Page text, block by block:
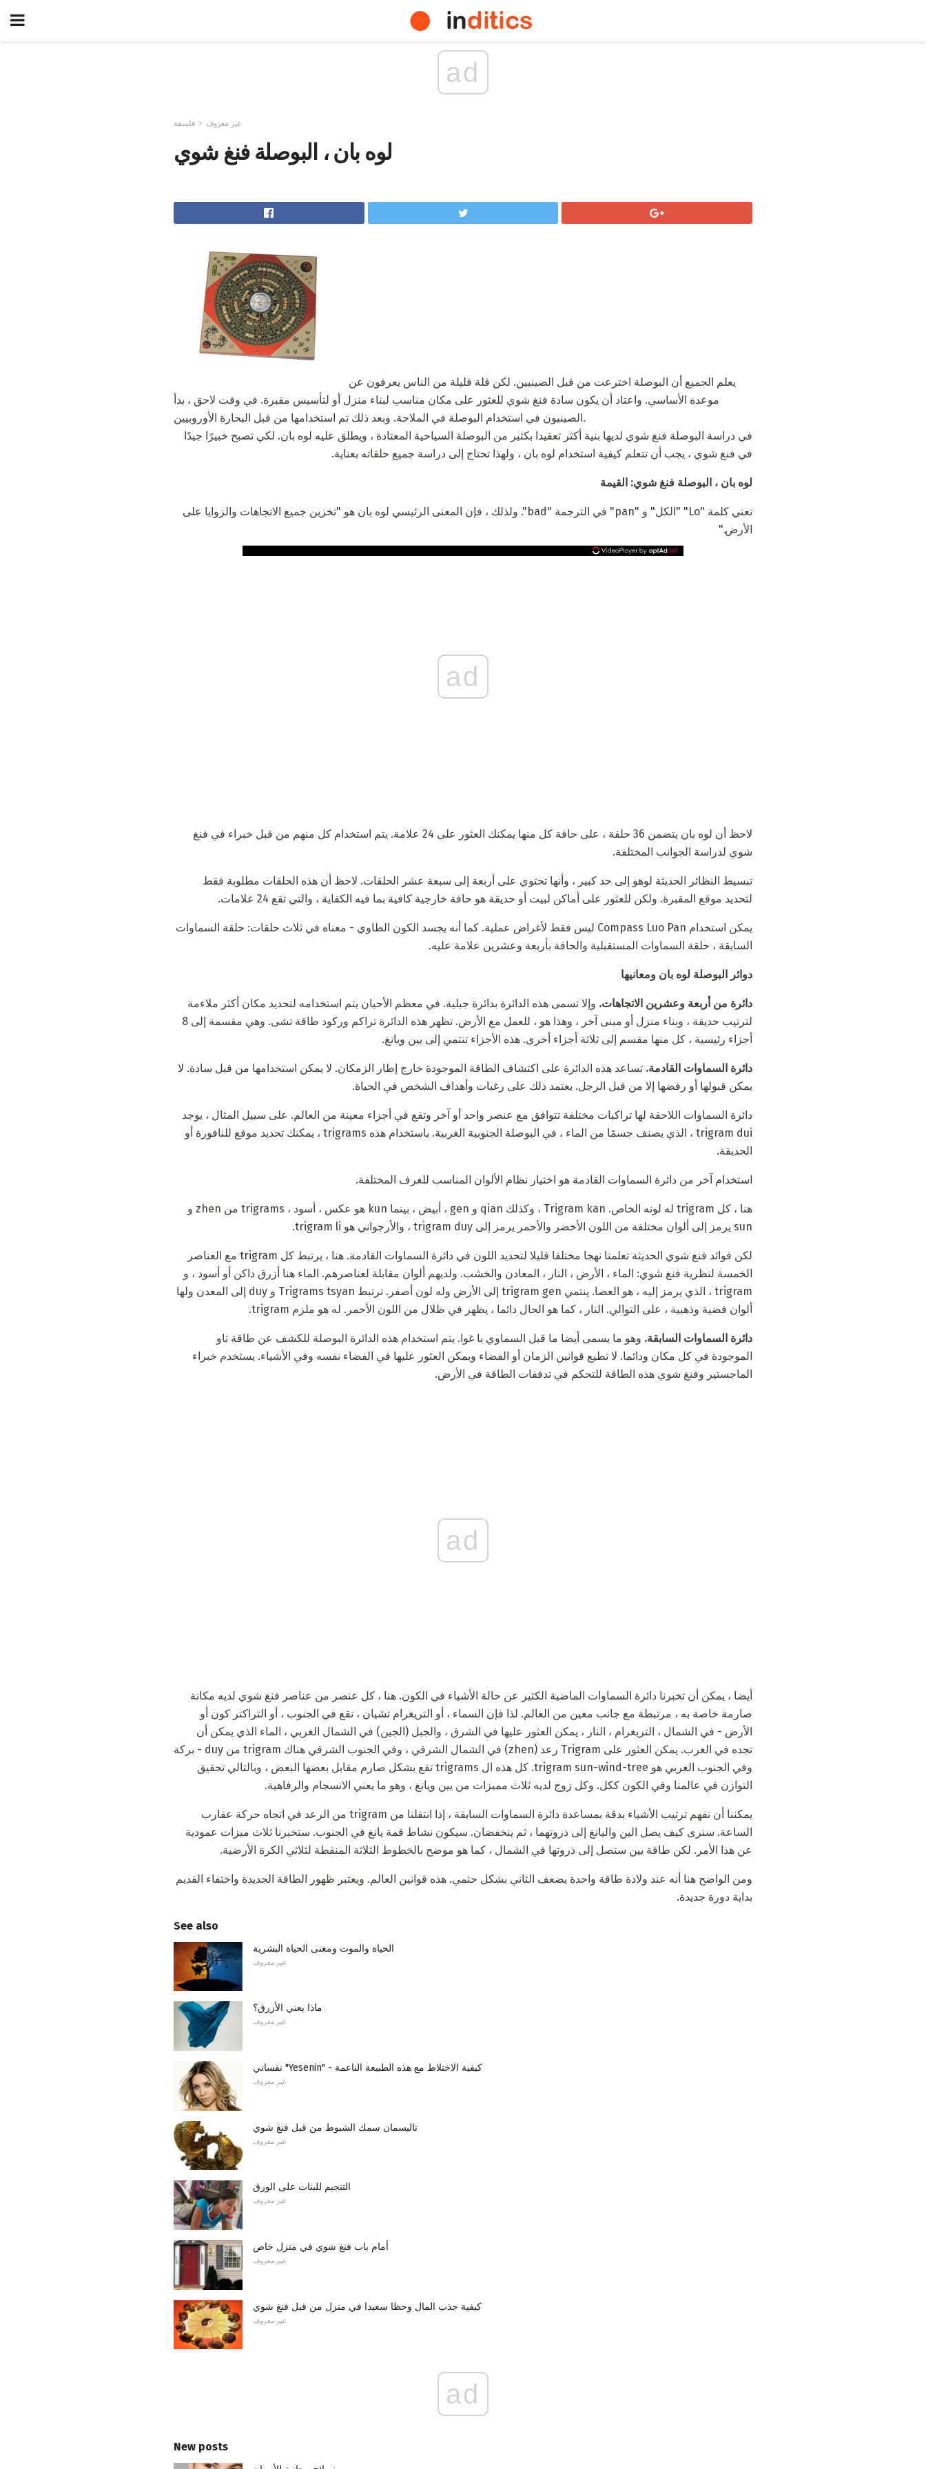
ad
غير معروف فلسفة
لوه بان ، البوصلة فنغ شوي
موعده الأساسي. واعتاد أن يكون سادة فنغ شوي للعثور على مكان مناسب لبناء منزل أو لتأسيس مقبرة. في وقت لاحق ، بدأ
الصينيون في استخدام البوصلة في الملاحة. وبعد ذلك تم استخدامها من قبل البحارة الأوروبيين.
في دراسة البوصلة فنغ شوي لديها بنية أكثر تعقيدا بكثير من البوصلة السياحية المعتادة ، ويطلق عليه لوه بان. لكي تصبح خبيرًا جيدًا
في فنغ شوي ، يجب أن تتعلم كيفية استخدام لوه بان ، ولهذا تحتاج إلى دراسة جميع حلقاته بعناية.
لوه بان ، البوصلة فنغ شوي: القيمة
تعني كلمة "Lo" "الكل" و "pan" في الترجمة "bad". ولذلك ، فإن المعنى الرئيسي لوه بان هو "تخزين جميع الاتجاهات والزوايا على
الأرض."
ad
لاحظ أن لوه بان يتضمن 36 حلقة ، على حافة كل منها يمكنك العثور على 24 علامة. يتم استخدام كل منهم من قبل خبراء في فنغ
شوي لدراسة الجوانب المختلفة.
تبسيط النظائر الحديثة لوهو إلى حد كبير ، وأنها تحتوي على أربعة إلى سبعة عشر الحلقات. لاحظ أن هذه الحلقات مطلوبة فقط
لتحديد موقع المقبرة. ولكن للعثور على أماكن لبيت أو حديقة هو حافة خارجية كافية بما فيه الكفاية ، والتي تقع 24 علامات.
يمكن استخدام Compass Luo Pan ليس فقط لأغراض عملية. كما أنه يجسد الكون الطاوي - معناه في ثلاث حلقات: حلقة السماوات
السابقة ، حلقة السماوات المستقبلية والحافة بأربعة وعشرين علامة عليه.
دوائر البوصلة لوه بان ومعانيها
دائرة من أربعة وعشرين الاتجاهات. وإلا تسمى هذه الدائرة بدائرة جبلية. في معظم الأحيان يتم استخدامه لتحديد مكان أكثر ملاءمة
لترتيب حديقة ، وبناء منزل أو مبنى آخر ، وهذا هو ، للعمل مع الأرض. تظهر هذه الدائرة تراكم وركود طاقة تشى. وهي مقسمة إلى 8
أجزاء رئيسية ، كل منها مقسم إلى ثلاثة أجزاء أخرى. هذه الأجزاء تنتمي إلى يين ويانغ.
دائرة السماوات القادمة. تساعد هذه الدائرة على اكتشاف الطاقة الموجودة خارج إطار الزمكان. لا يمكن استخدامها من قبل سادة. لا
يمكن قبولها أو رفضها إلا من قبل الرجل. يعتمد ذلك على رغبات وأهداف الشخص في الحياة.
دائرة السماوات اللاحقة لها تراكبات مختلفة تتوافق مع عنصر واحد أو آخر وتقع في أجزاء معينة من العالم. على سبيل المثال ، يوجد
trigram dui ، الذي يصنف جسمًا من الماء ، في البوصلة الجنوبية الغربية. باستخدام هذه trigrams ، يمكنك تحديد موقع للنافورة أو
الحديقة.
استخدام آخر من دائرة السماوات القادمة هو اختيار نظام الألوان المناسب للغرف المختلفة.
هنا ، كل trigram له لونه الخاص. Trigram kan ، وكذلك qian و gen ، أبيض ، بينما kun هو عكس ، أسود ، trigrams من zhen و
sun يرمز إلى ألوان مختلفة من اللون الأخضر والأحمر يرمز إلى trigram duy ، والأرجواني هو trigram li.
لكن فوائد فنغ شوي الحديثة تعلمنا نهجا مختلفا قليلا لتحديد اللون في دائرة السماوات القادمة. هنا ، يرتبط كل trigram مع العناصر
الخمسة لنظرية فنغ شوي: الماء ، الأرض ، النار ، المعادن والخشب. ولديهم ألوان مقابلة لعناصرهم. الماء هنا أزرق داكن أو أسود ، و
trigram ، الذي يرمز إليه ، هو العصا. ينتمي trigram gen إلى الأرض وله لون أصفر. ترتبط Trigrams tsyan و duy إلى المعدن ولها
ألوان فضية وذهبية ، على التوالي. النار ، كما هو الحال دائما ، يظهر في ظلال من اللون الأحمر. له هو ملزم trigram.
دائرة السماوات السابقة. وهو ما يسمى أيضا ما قبل السماوي با غوا. يتم استخدام هذه الدائرة البوصلة للكشف عن طاقة تاو
الموجودة في كل مكان ودائما. لا تطيع قوانين الزمان أو الفضاء ويمكن العثور عليها في الفضاء نفسه وفي الأشياء. يستخدم خبراء
الماجستير وفنغ شوي هذه الطاقة للتحكم في تدفقات الطاقة في الأرض.
ad
أيضا ، يمكن أن تخبرنا دائرة السماوات الماضية الكثير عن حالة الأشياء في الكون. هنا ، كل عنصر من عناصر فنغ شوي لديه مكانة
صارمة خاصة به ، مرتبطة مع جانب معين من العالم. لذا فإن السماء ، أو التريغرام تشيان ، تقع في الجنوب ، أو التراكتر كون أو
الأرض - في الشمال ، التريغرام ، النار ، يمكن العثور عليها في الشرق ، والجبل (الجين) في الشمال الغربي ، الماء الذي يمكن أن
تجده في الغرب. يمكن العثور على Trigram رعد (zhen) في الشمال الشرقي ، وفي الجنوب الشرقي هناك trigram من duy - بركة
وفي الجنوب الغربي هو trigram sun-wind-tree. كل هذه ال trigrams تقع بشكل صارم مقابل بعضها البعض ، وبالتالي تحقيق
التوازن في عالمنا وفي الكون ككل. وكل زوج لديه ثلاث مميزات من يين ويانغ ، وهو ما يعني الانسجام والرفاهية.
يمكننا أن نفهم ترتيب الأشياء بدقة بمساعدة دائرة السماوات السابقة ، إذا انتقلنا من trigram من الرعد في اتجاه حركة عقارب
الساعة. سنرى كيف يصل الين واليانغ إلى ذروتهما ، ثم ينخفضان. سيكون نشاط قمة يانغ في الجنوب. ستخبرنا ثلاث ميزات عمودية
عن هذا الأمر. لكن طاقة يين ستصل إلى ذروتها في الشمال ، كما هو موضح بالخطوط الثلاثة المنقطة لثلاثي الكرة الأرضية.
ومن الواضح هنا أنه عند ولادة طاقة واحدة يضعف الثاني بشكل حتمي. هذه قوانين العالم. ويعتبر ظهور الطاقة الجديدة واختفاء القديم
بداية دورة جديدة.
See also
الحياة والموت ومعنى الحياة البشرية
غير معروف
ماذا يعني الأزرق؟
غير معروف
نفساني "Yesenin" - كيفية الاختلاط مع هذه الطبيعة الناعمة
غير معروف
تاليسمان سمك الشبوط من قبل فنغ شوي
غير معروف
التنجيم للبنات على الورق
غير معروف
أمام باب فنغ شوي في منزل خاص
غير معروف
كيفية جذب المال وحظا سعيدا في منزل من قبل فنغ شوي
غير معروف
ad
New posts